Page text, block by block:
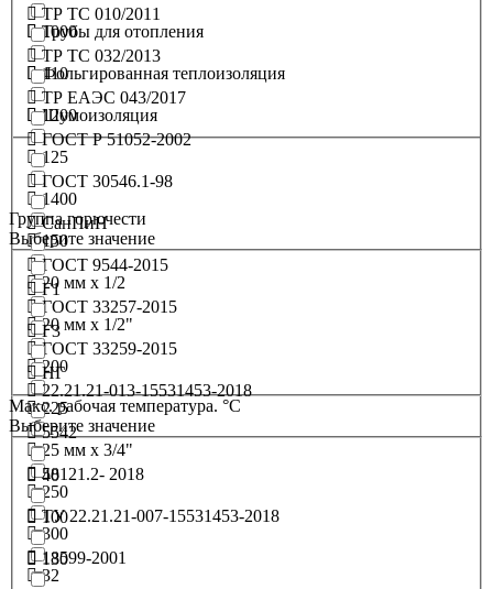
Трубы для отопления
Фольгированная теплоизоляция
Шумоизоляция
1000
110
1200
125
1400
150
20 мм х 1/2
20 мм х 1/2"
200
225
25 мм x 3/4"
250
300
32
ТР ТС 010/2011
ТР ТС 032/2013
ТР ЕАЭС 043/2017
ГОСТ Р 51052-2002
ГОСТ 30546.1-98
СанПиН
ГОСТ 9544-2015
ГОСТ 33257-2015
ГОСТ 33259-2015
22.21.21-013-15531453-2018
5542
58121.2- 2018
ТУ 22.21.21-007-15531453-2018
18599-2001
Группа горючести
Выберите значение
Г1
Г3
НГ
Макс. рабочая температура. °C
Выберите значение
40
100
130